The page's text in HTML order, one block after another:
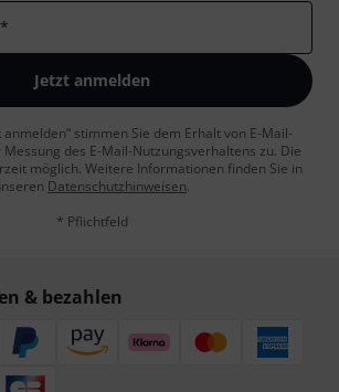
*
Jetzt anmelden
anmelden“ stimmen Sie dem Erhalt von E-Mail-
des E-Mail-Nutzungsverhaltens zu. Die
möglich. Weitere Informationen finden Sie in
Datenschutzhinweisen.
* Pflichtfeld
& bezahlen